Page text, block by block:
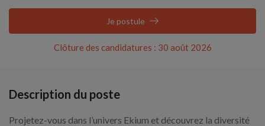
Clôture des candidatures : 30 août 2026
Je postule
Description du poste
Projetez-vous dans l’univers Ekium et découvrez la diversité